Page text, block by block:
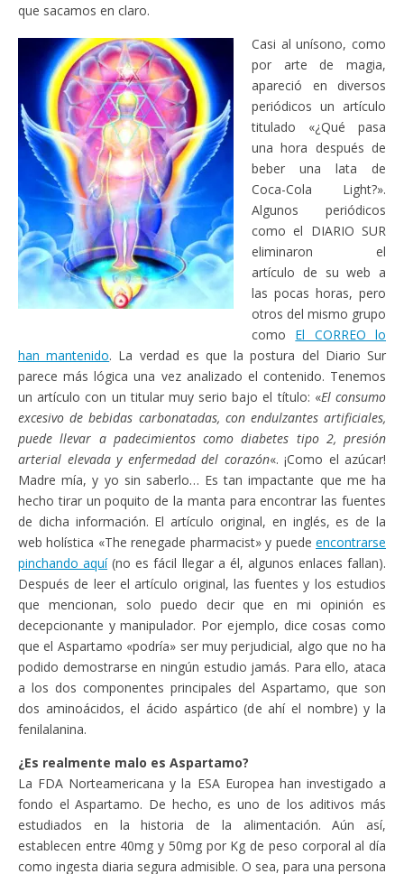
que sacamos en claro.
Casi al unísono, como
por arte de magia,
apareció en diversos
periódicos un artículo
titulado «¿Qué pasa
una hora después de
beber una lata de
Coca-Cola Light?».
Algunos periódicos
como el DIARIO SUR
eliminaron el
artículo de su web a
las pocas horas, pero
otros del mismo grupo
como El CORREO lo
han mantenido. La verdad es que la postura del Diario Sur
parece más lógica una vez analizado el contenido. Tenemos
un artículo con un titular muy serio bajo el título: «El consumo
excesivo de bebidas carbonatadas, con endulzantes artificiales,
puede llevar a padecimientos como diabetes tipo 2, presión
arterial elevada y enfermedad del corazón«. ¡Como el azúcar!
Madre mía, y yo sin saberlo… Es tan impactante que me ha
hecho tirar un poquito de la manta para encontrar las fuentes
de dicha información. El artículo original, en inglés, es de la
web holística «The renegade pharmacist» y puede encontrarse
pinchando aquí(no es fácil llegar a él, algunos enlaces fallan).
Después de leer el artículo original, las fuentes y los estudios
que mencionan, solo puedo decir que en mi opinión es
decepcionante y manipulador. Por ejemplo, dice cosas como
que el Aspartamo «podría» ser muy perjudicial, algo que no ha
podido demostrarse en ningún estudio jamás. Para ello, ataca
a los dos componentes principales del Aspartamo, que son
dos aminoácidos, el ácido aspártico (de ahí el nombre) y la
fenilalanina.
¿Es realmente malo es Aspartamo?
La FDA Norteamericana y la ESA Europea han investigado a
fondo el Aspartamo. De hecho, es uno de los aditivos más
estudiados en la historia de la alimentación. Aún así,
establecen entre 40mg y 50mg por Kg de peso corporal al día
como ingesta diaria segura admisible. O sea, para una persona